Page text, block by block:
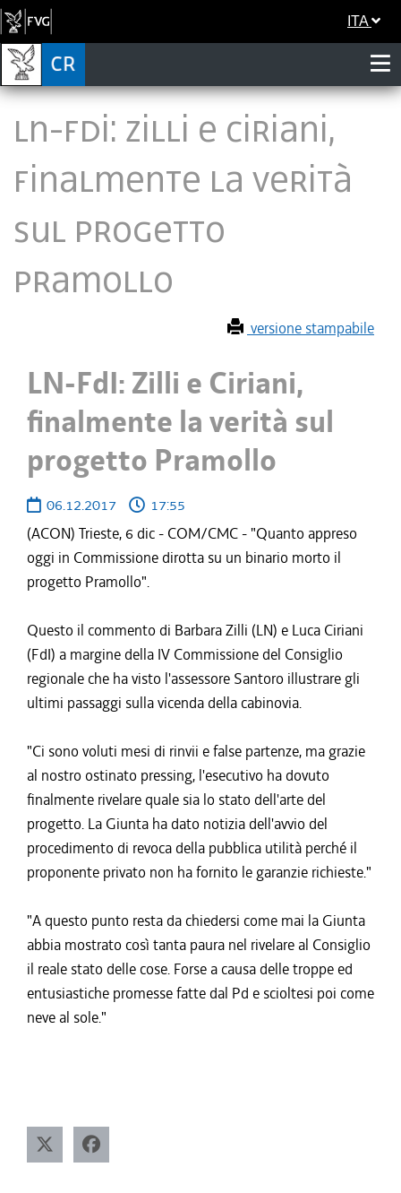
ITA
LN-FdI: Zilli e Ciriani,
finalmente la verità
sul progetto
Pramollo
versione stampabile
LN-FdI: Zilli e Ciriani,
finalmente la verità sul
progetto Pramollo
06.12.2017
17:55
(ACON) Trieste, 6 dic - COM/CMC - "Quanto appreso
oggi in Commissione dirotta su un binario morto il
progetto Pramollo".
Questo il commento di Barbara Zilli (LN) e Luca Ciriani
(FdI) a margine della IV Commissione del Consiglio
regionale che ha visto l'assessore Santoro illustrare gli
ultimi passaggi sulla vicenda della cabinovia.
"Ci sono voluti mesi di rinvii e false partenze, ma grazie
al nostro ostinato pressing, l'esecutivo ha dovuto
finalmente rivelare quale sia lo stato dell'arte del
progetto. La Giunta ha dato notizia dell'avvio del
procedimento di revoca della pubblica utilità perché il
proponente privato non ha fornito le garanzie richieste."
"A questo punto resta da chiedersi come mai la Giunta
abbia mostrato così tanta paura nel rivelare al Consiglio
il reale stato delle cose. Forse a causa delle troppe ed
entusiastiche promesse fatte dal Pd e scioltesi poi come
neve al sole."